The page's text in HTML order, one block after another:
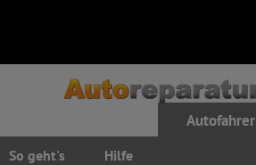
Autofahrer
So geht's Hilfe